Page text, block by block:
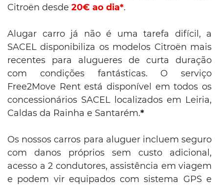
Citroën desde 20€ ao dia*.
Alugar carro já não é uma tarefa difícil, a
SACEL disponibiliza os modelos Citroën mais
recentes para alugueres de curta duração
com condições fantásticas. O serviço
Free2Move Rent está disponível em todos os
concessionários SACEL localizados em Leiria,
Caldas da Rainha e Santarém.*
Os nossos carros para aluguer incluem seguro
com danos próprios sem custo adicional,
acesso a 2 condutores, assistência em viagem
e podem vir equipados com sistema GPS e